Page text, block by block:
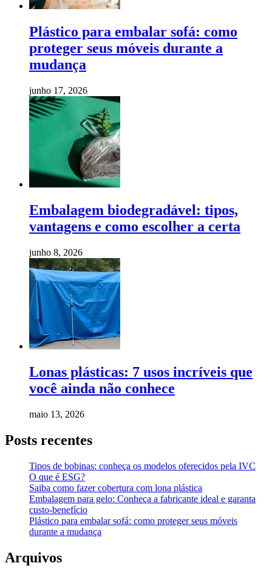
Plástico para embalar sofá: como
proteger seus móveis durante a
mudança
junho 17, 2026
Embalagem biodegradável: tipos,
vantagens e como escolher a certa
junho 8, 2026
Lonas plásticas: 7 usos incríveis que
você ainda não conhece
maio 13, 2026
Posts recentes
Tipos de bobinas: conheça os modelos oferecidos pela IVC
O que é ESG?
Saiba como fazer cobertura com lona plástica
Embalagem para gelo: Conheça a fabricante ideal e garanta
custo-benefício
Plástico para embalar sofá: como proteger seus móveis
durante a mudança
Arquivos